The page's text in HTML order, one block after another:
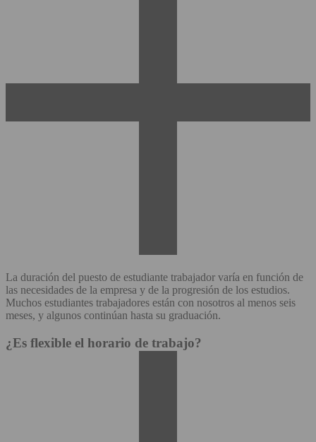
La duración del puesto de estudiante trabajador varía en función de
las necesidades de la empresa y de la progresión de los estudios.
Muchos estudiantes trabajadores están con nosotros al menos seis
meses, y algunos continúan hasta su graduación.
¿Es flexible el horario de trabajo?